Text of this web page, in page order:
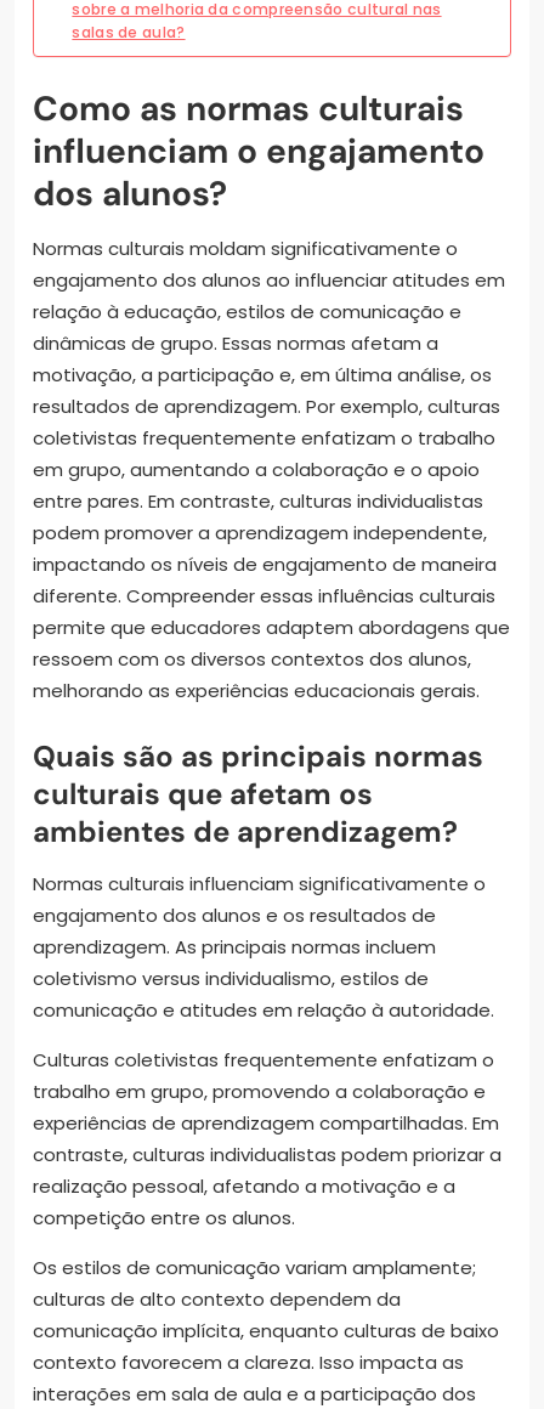
sobre a melhoria da compreensão cultural nas
salas de aula?
Como as normas culturais
influenciam o engajamento
dos alunos?
Normas culturais moldam significativamente o
engajamento dos alunos ao influenciar atitudes em
relação à educação, estilos de comunicação e
dinâmicas de grupo. Essas normas afetam a
motivação, a participação e, em última análise, os
resultados de aprendizagem. Por exemplo, culturas
coletivistas frequentemente enfatizam o trabalho
em grupo, aumentando a colaboração e o apoio
entre pares. Em contraste, culturas individualistas
podem promover a aprendizagem independente,
impactando os níveis de engajamento de maneira
diferente. Compreender essas influências culturais
permite que educadores adaptem abordagens que
ressoem com os diversos contextos dos alunos,
melhorando as experiências educacionais gerais.
Quais são as principais normas
culturais que afetam os
ambientes de aprendizagem?
Normas culturais influenciam significativamente o
engajamento dos alunos e os resultados de
aprendizagem. As principais normas incluem
coletivismo versus individualismo, estilos de
comunicação e atitudes em relação à autoridade.
Culturas coletivistas frequentemente enfatizam o
trabalho em grupo, promovendo a colaboração e
experiências de aprendizagem compartilhadas. Em
contraste, culturas individualistas podem priorizar a
realização pessoal, afetando a motivação e a
competição entre os alunos.
Os estilos de comunicação variam amplamente;
culturas de alto contexto dependem da
comunicação implícita, enquanto culturas de baixo
contexto favorecem a clareza. Isso impacta as
interações em sala de aula e a participação dos